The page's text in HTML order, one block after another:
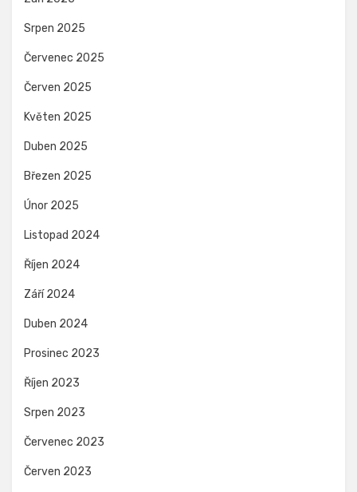
Srpen 2025
Červenec 2025
Červen 2025
Květen 2025
Duben 2025
Březen 2025
Únor 2025
Listopad 2024
Říjen 2024
Září 2024
Duben 2024
Prosinec 2023
Říjen 2023
Srpen 2023
Červenec 2023
Červen 2023